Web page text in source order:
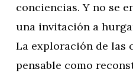
conciencias. Y no se
una invitación a
La exploración de las
pensable como